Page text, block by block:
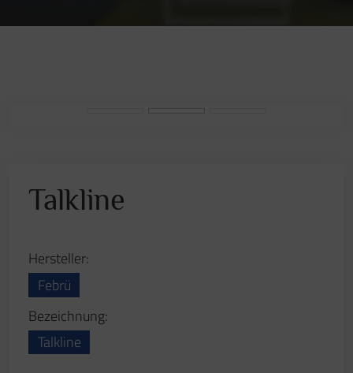
Talkline
Hersteller:
Febrü
Bezeichnung:
Talkline